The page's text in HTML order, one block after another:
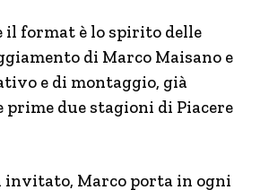
il format è lo spirito delle
di Marco Maisano e
e di montaggio, già
prime due stagioni di Piacere
invitato, Marco porta in ogni